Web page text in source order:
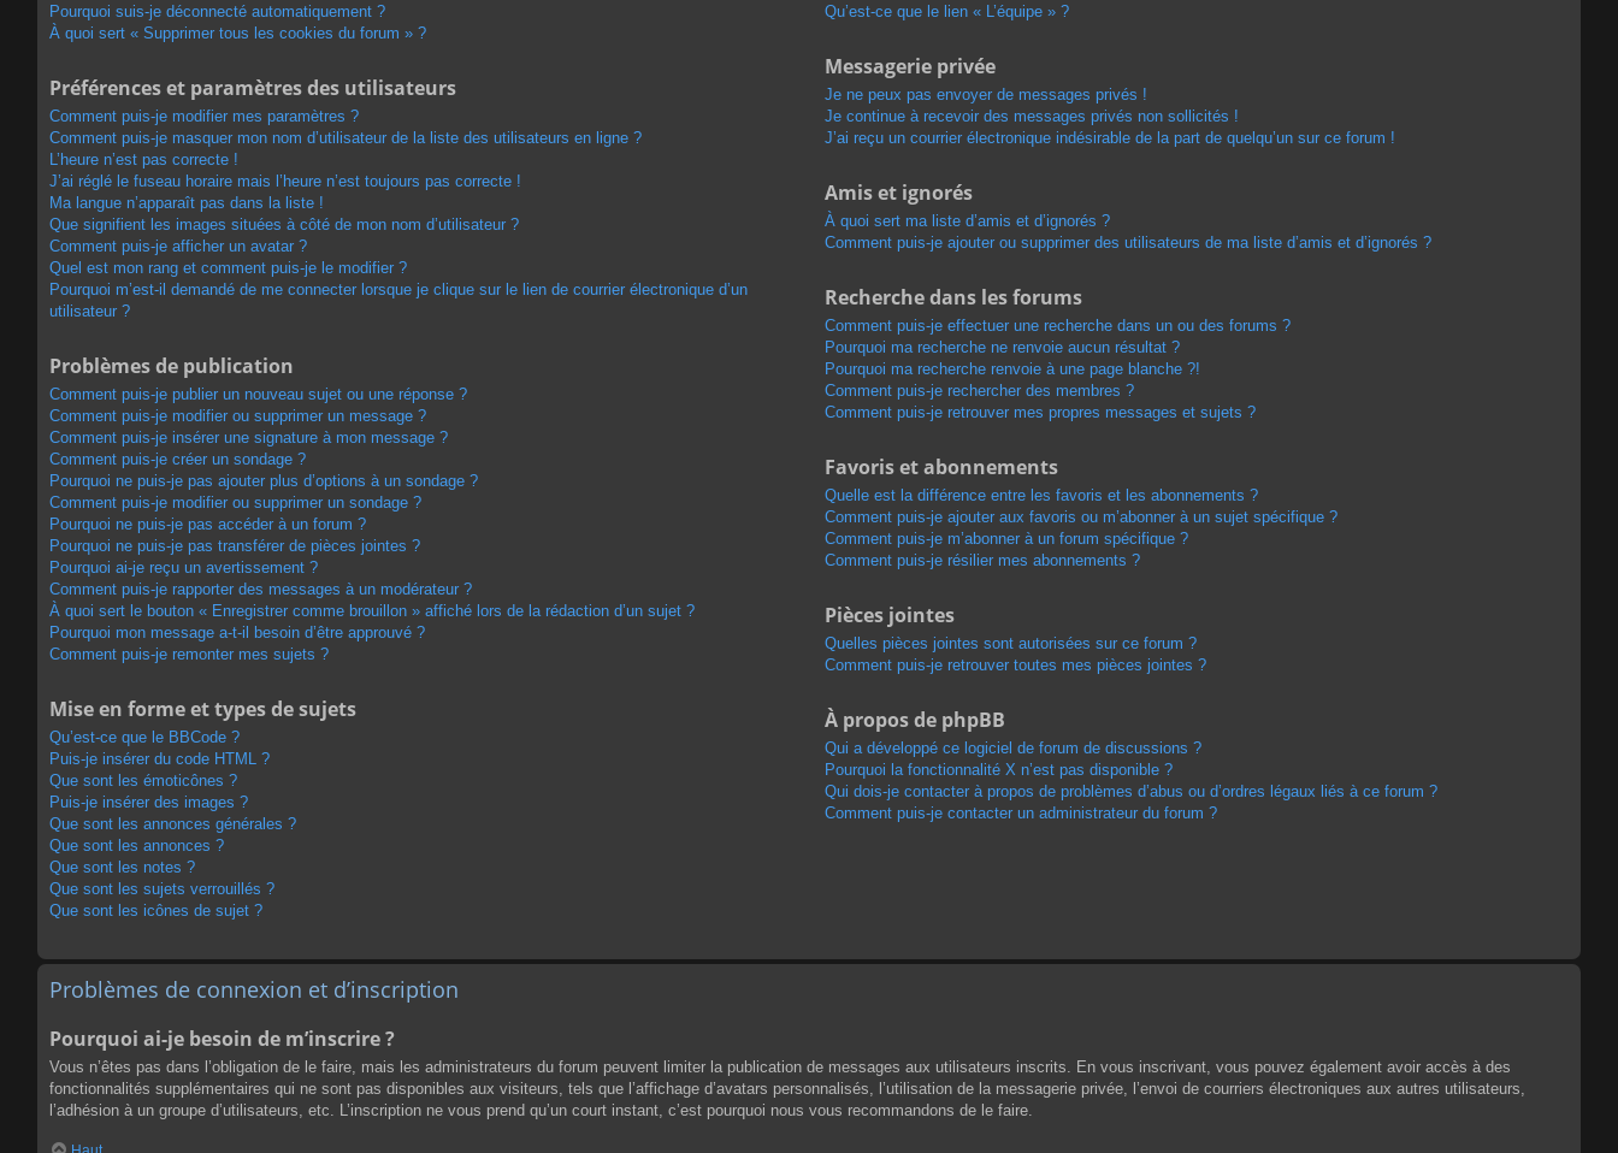
Pourquoi suis-je déconnecté automatiquement ?
À quoi sert « Supprimer tous les cookies du forum » ?
Préférences et paramètres des utilisateurs
Comment puis-je modifier mes paramètres ?
Comment puis-je masquer mon nom d’utilisateur de la liste des utilisateurs en ligne ?
L’heure n’est pas correcte !
J’ai réglé le fuseau horaire mais l’heure n’est toujours pas correcte !
Ma langue n’apparaît pas dans la liste !
Que signifient les images situées à côté de mon nom d’utilisateur ?
Comment puis-je afficher un avatar ?
Quel est mon rang et comment puis-je le modifier ?
Pourquoi m’est-il demandé de me connecter lorsque je clique sur le lien de courrier électronique d’un
utilisateur ?
Problèmes de publication
Comment puis-je publier un nouveau sujet ou une réponse ?
Comment puis-je modifier ou supprimer un message ?
Comment puis-je insérer une signature à mon message ?
Comment puis-je créer un sondage ?
Pourquoi ne puis-je pas ajouter plus d’options à un sondage ?
Comment puis-je modifier ou supprimer un sondage ?
Pourquoi ne puis-je pas accéder à un forum ?
Pourquoi ne puis-je pas transférer de pièces jointes ?
Pourquoi ai-je reçu un avertissement ?
Comment puis-je rapporter des messages à un modérateur ?
À quoi sert le bouton « Enregistrer comme brouillon » affiché lors de la rédaction d’un sujet ?
Pourquoi mon message a-t-il besoin d’être approuvé ?
Comment puis-je remonter mes sujets ?
Mise en forme et types de sujets
Qu’est-ce que le BBCode ?
Puis-je insérer du code HTML ?
Que sont les émoticônes ?
Puis-je insérer des images ?
Que sont les annonces générales ?
Que sont les annonces ?
Que sont les notes ?
Que sont les sujets verrouillés ?
Que sont les icônes de sujet ?
Qu’est-ce que le lien « L’équipe » ?
Messagerie privée
Je ne peux pas envoyer de messages privés !
Je continue à recevoir des messages privés non sollicités !
J’ai reçu un courrier électronique indésirable de la part de quelqu’un sur ce forum !
Amis et ignorés
À quoi sert ma liste d’amis et d’ignorés ?
Comment puis-je ajouter ou supprimer des utilisateurs de ma liste d’amis et d’ignorés ?
Recherche dans les forums
Comment puis-je effectuer une recherche dans un ou des forums ?
Pourquoi ma recherche ne renvoie aucun résultat ?
Pourquoi ma recherche renvoie à une page blanche ?!
Comment puis-je rechercher des membres ?
Comment puis-je retrouver mes propres messages et sujets ?
Favoris et abonnements
Quelle est la différence entre les favoris et les abonnements ?
Comment puis-je ajouter aux favoris ou m’abonner à un sujet spécifique ?
Comment puis-je m’abonner à un forum spécifique ?
Comment puis-je résilier mes abonnements ?
Pièces jointes
Quelles pièces jointes sont autorisées sur ce forum ?
Comment puis-je retrouver toutes mes pièces jointes ?
À propos de phpBB
Qui a développé ce logiciel de forum de discussions ?
Pourquoi la fonctionnalité X n’est pas disponible ?
Qui dois-je contacter à propos de problèmes d’abus ou d’ordres légaux liés à ce forum ?
Comment puis-je contacter un administrateur du forum ?
Problèmes de connexion et d’inscription
Pourquoi ai-je besoin de m’inscrire ?
Vous n’êtes pas dans l’obligation de le faire, mais les administrateurs du forum peuvent limiter la publication de messages aux utilisateurs inscrits. En vous inscrivant, vous pouvez également avoir accès à des
fonctionnalités supplémentaires qui ne sont pas disponibles aux visiteurs, tels que l’affichage d’avatars personnalisés, l’utilisation de la messagerie privée, l’envoi de courriers électroniques aux autres utilisateurs,
l’adhésion à un groupe d’utilisateurs, etc. L’inscription ne vous prend qu’un court instant, c’est pourquoi nous vous recommandons de le faire.